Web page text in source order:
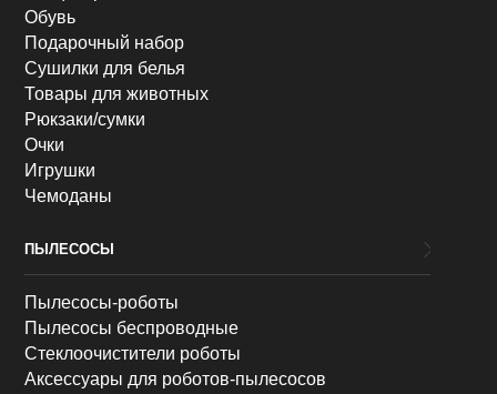
Обувь
Подарочный набор
Сушилки для белья
Товары для животных
Рюкзаки/сумки
Очки
Игрушки
Чемоданы
ПЫЛЕСОСЫ
Пылесосы-роботы
Пылесосы беспроводные
Стеклоочистители роботы
Аксессуары для роботов-пылесосов